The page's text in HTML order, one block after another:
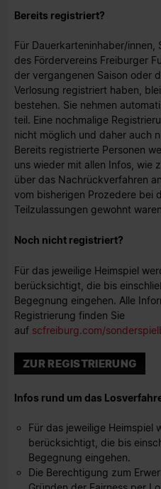
Bereits registriert?
Für Dauerkarteninhaber/
des Fördervereins Freiburger
der vergangenen Saison oder
Verlosung registriert haben,
bestehen. Sie nehmen
teil. Eine nochmalige
nicht möglich und daher auch
Bereits registrierte Personen
uns wieder mit allen Infos, wie
über das Nachrückverfahren
vom bisherigen Prozedere bei
Teilzulassungen gewohnt
Noch nicht registriert?
Für das jeweilige Heimspiel
berücksichtigt, die bis
Begegnung eingehen. Alle
Registrierung finden Sie
auf scfreiburg.com/
ZUR REGISTRIERUNG
Infos rund um das
Für das jeweilige Heimspiel
berücksichtigt, die bis
Begegnung eingehen.
Die Berechtigung zum